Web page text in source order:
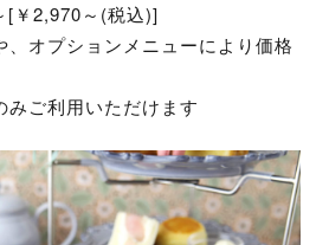
[￥2,970～(税込)]
オプションメニューにより価格
ご利用いただけます